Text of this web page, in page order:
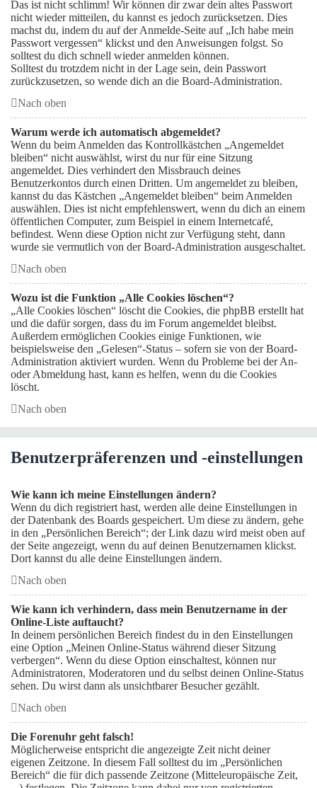
Das ist nicht schlimm! Wir können dir zwar dein altes Passwort
nicht wieder mitteilen, du kannst es jedoch zurücksetzen. Dies
machst du, indem du auf der Anmelde-Seite auf „Ich habe mein
Passwort vergessen“ klickst und den Anweisungen folgst. So
solltest du dich schnell wieder anmelden können.
Solltest du trotzdem nicht in der Lage sein, dein Passwort
zurückzusetzen, so wende dich an die Board-Administration.
Nach oben
Warum werde ich automatisch abgemeldet?
Wenn du beim Anmelden das Kontrollkästchen „Angemeldet
bleiben“ nicht auswählst, wirst du nur für eine Sitzung
angemeldet. Dies verhindert den Missbrauch deines
Benutzerkontos durch einen Dritten. Um angemeldet zu bleiben,
kannst du das Kästchen „Angemeldet bleiben“ beim Anmelden
auswählen. Dies ist nicht empfehlenswert, wenn du dich an einem
öffentlichen Computer, zum Beispiel in einem Internetcafé,
befindest. Wenn diese Option nicht zur Verfügung steht, dann
wurde sie vermutlich von der Board-Administration ausgeschaltet.
Nach oben
Wozu ist die Funktion „Alle Cookies löschen“?
„Alle Cookies löschen“ löscht die Cookies, die phpBB erstellt hat
und die dafür sorgen, dass du im Forum angemeldet bleibst.
Außerdem ermöglichen Cookies einige Funktionen, wie
beispielsweise den „Gelesen“-Status – sofern sie von der Board-
Administration aktiviert wurden. Wenn du Probleme bei der An-
oder Abmeldung hast, kann es helfen, wenn du die Cookies
löscht.
Nach oben
Benutzerpräferenzen und -einstellungen
Wie kann ich meine Einstellungen ändern?
Wenn du dich registriert hast, werden alle deine Einstellungen in
der Datenbank des Boards gespeichert. Um diese zu ändern, gehe
in den „Persönlichen Bereich“; der Link dazu wird meist oben auf
der Seite angezeigt, wenn du auf deinen Benutzernamen klickst.
Dort kannst du alle deine Einstellungen ändern.
Nach oben
Wie kann ich verhindern, dass mein Benutzername in der
Online-Liste auftaucht?
In deinem persönlichen Bereich findest du in den Einstellungen
eine Option „Meinen Online-Status während dieser Sitzung
verbergen“. Wenn du diese Option einschaltest, können nur
Administratoren, Moderatoren und du selbst deinen Online-Status
sehen. Du wirst dann als unsichtbarer Besucher gezählt.
Nach oben
Die Forenuhr geht falsch!
Möglicherweise entspricht die angezeigte Zeit nicht deiner
eigenen Zeitzone. In diesem Fall solltest du im „Persönlichen
Bereich“ die für dich passende Zeitzone (Mitteleuropäische Zeit,